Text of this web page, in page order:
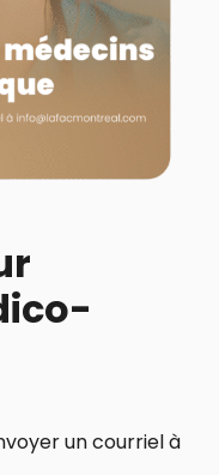
un courriel à